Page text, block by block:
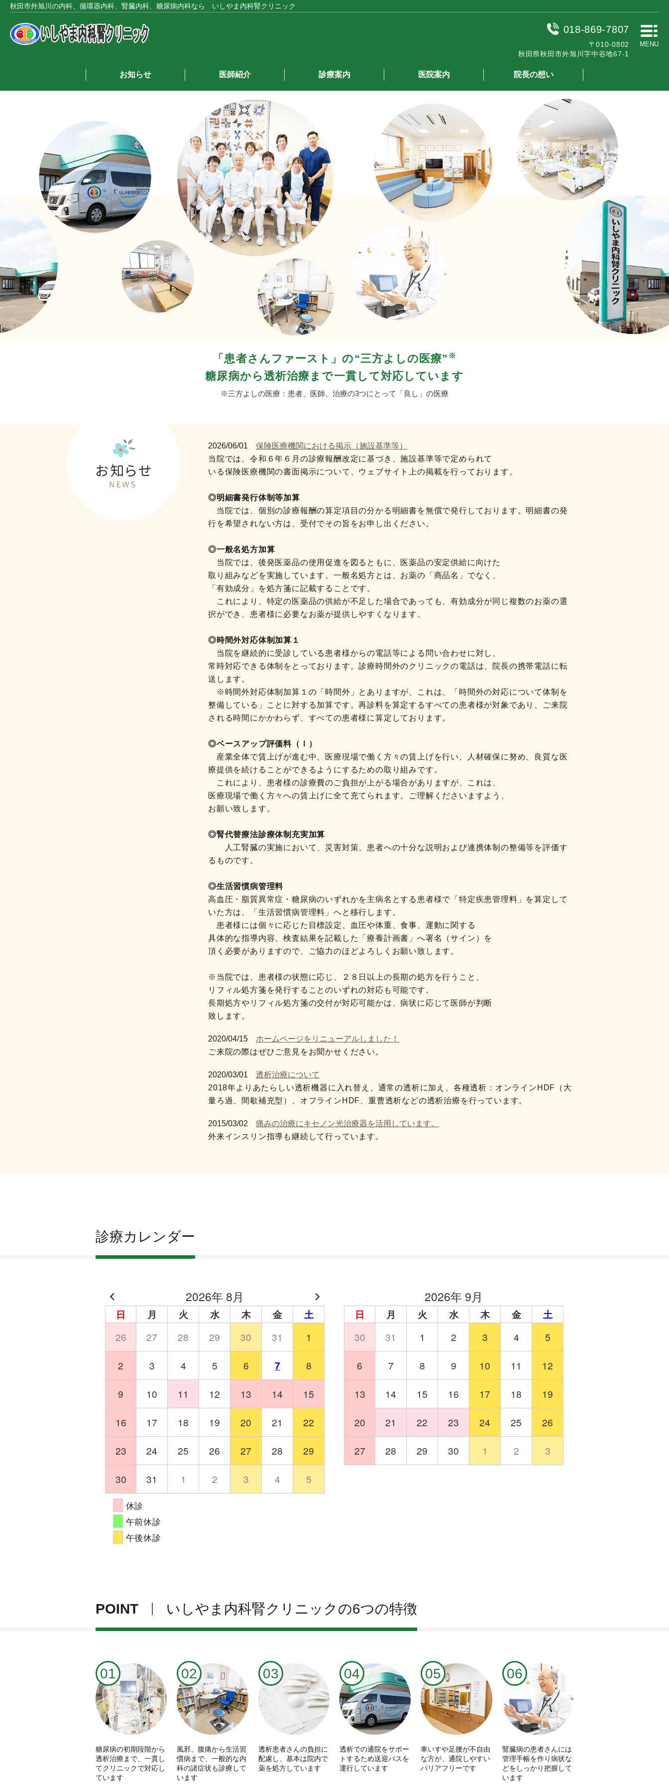
秋田市外旭川の内科、循環器内科、腎臓内科、糖尿病内科なら いしやま内科腎クリニック
018-869-7807
〒010-0802
秋田県秋田市外旭川字中谷地67-1
MENU
お知らせ 医師紹介 診療案内 医院案内 院長の想い
「患者さんファースト」の“三方よしの医療” ※
糖尿病から透析治療まで一貫して対応しています
※三方よしの医療：患者、医師、治療の3つにとって「良し」の医療
2026/06/01
保険医療機関における掲示（施設基準等）
当院では、令和６年６月の診療報酬改定に基づき、施設基準等で定められて
いる保険医療機関の書面掲示について、ウェブサイト上の掲載を行っております。
◎明細書発行体制等加算
当院では、個別の診療報酬の算定項目の分かる明細書を無償で発行しております。明細書の発
行を希望されない方は、受付でその旨をお申し出ください。
◎一般名処方加算
当院では、後発医薬品の使用促進を図るともに、医薬品の安定供給に向けた
取り組みなどを実施しています。一般名処方とは、お薬の「商品名」でなく、
「有効成分」を処方箋に記載することです。
これにより、特定の医薬品の供給が不足した場合であっても、有効成分が同じ複数のお薬の選
択ができ、患者様に必要なお薬が提供しやすくなります。
◎時間外対応体制加算１
当院を継続的に受診している患者様からの電話等による問い合わせに対し、
常時対応できる体制をとっております。診療時間外のクリニックの電話は、院長の携帯電話に転
送します。
※時間外対応体制加算１の「時間外」とありますが、これは、「時間外の対応について体制を
整備している」ことに対する加算です。再診料を算定するすべての患者様が対象であり、ご来院
される時間にかかわらず、すべての患者様に算定しております。
◎ベースアップ評価料（Ⅰ）
産業全体で賃上げが進む中、医療現場で働く方々の賃上げを行い、人材確保に努め、良質な医
療提供を続けることができるようにするための取り組みです。
これにより、患者様の診療費のご負担が上がる場合がありますが、これは、
医療現場で働く方々への賃上げに全て充てられます。ご理解くださいますよう、
お願い致します。
◎腎代替療法診療体制充実加算
人工腎臓の実施において、災害対策、患者への十分な説明および連携体制の整備等を評価す
るものです。
◎生活習慣病管理料
高血圧・脂質異常症・糖尿病のいずれかを主病名とする患者様で「特定疾患管理料」を算定して
いた方は、「生活習慣病管理料」へと移行します。
患者様には個々に応じた目標設定、血圧や体重、食事、運動に関する
具体的な指導内容、検査結果を記載した「療養計画書」へ署名（サイン）を
頂く必要がありますので、ご協力のほどよろしくお願い致します。
※当院では、患者様の状態に応じ、２８日以上の長期の処方を行うこと、
リフィル処方箋を発行することのいずれの対応も可能です。
長期処方やリフィル処方箋の交付が対応可能かは、病状に応じて医師が判断
致します。
2020/04/15
ホームページをリニューアルしました！
ご来院の際はぜひご意見をお聞かせください。
2020/03/01
透析治療について
2018年よりあたらしい透析機器に入れ替え、通常の透析に加え、各種透析：オンラインHDF（大
量ろ過、間歇補充型）、オフラインHDF、重曹透析などの透析治療を行っています。
2015/03/02
痛みの治療にキセノン光治療器を活用しています。
外来インスリン指導も継続して行っています。
診療カレンダー
2026年 8月
日 月 火 水 木 金 土
26 27 28 29 30 31 1
2 3 4 5 6 7 8
9 10 11 12 13 14 15
16 17 18 19 20 21 22
23 24 25 26 27 28 29
30 31 1 2 3 4 5
2026年 9月
日 月 火 水 木 金 土
30 31 1 2 3 4 5
6 7 8 9 10 11 12
13 14 15 16 17 18 19
20 21 22 23 24 25 26
27 28 29 30 1 2 3
休診
午前休診
午後休診
POINT いしやま内科腎クリニックの6つの特徴
01
糖尿病の初期段階から
透析治療まで、一貫し
てクリニックで対応し
ています
02
風邪、腹痛から生活習
慣病まで、一般的な内
科の諸症状も診療して
います
03
透析患者さんの負担に
配慮し、基本は院内で
薬を処方しています
04
透析での通院をサポー
トするため送迎バスを
運行しています
05
車いすや足腰が不自由
な方が、通院しやすい
バリアフリーです
06
腎臓病の患者さんには
管理手帳を作り病状な
どをしっかり把握して
います